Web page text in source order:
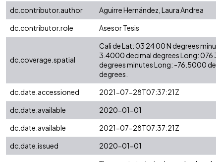
dc.contributor.author
Aguirre Hernández, Laura Andrea
dc.contributor.role
Asesor Tesis
dc.coverage.spatial
Cali de Lat: 03 24 00 N degrees
3.4000 decimal degrees Long: 076
degrees minutes Long: -76.5000
degrees.
dc.date.accessioned
2021-07-28T07:37:21Z
dc.date.available
2020-01-01
dc.date.available
2021-07-28T07:37:21Z
dc.date.issued
2020-01-01